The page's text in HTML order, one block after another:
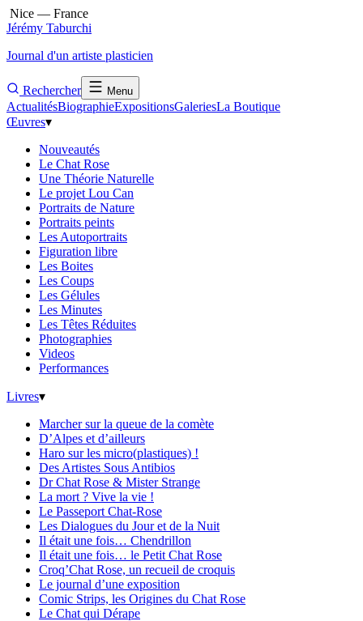
Nice — France
Jérémy Taburchi
Journal d'un artiste plasticien
Rechercher Menu
ActualitésBiographieExpositionsGaleriesLa Boutique
Œuvres▾
Nouveautés
Le Chat Rose
Une Théorie Naturelle
Le projet Lou Can
Portraits de Nature
Portraits peints
Les Autoportraits
Figuration libre
Les Boites
Les Coups
Les Gélules
Les Minutes
Les Têtes Réduites
Photographies
Videos
Performances
Livres▾
Marcher sur la queue de la comète
D’Alpes et d’ailleurs
Haro sur les micro(plastiques) !
Des Artistes Sous Antibios
Dr Chat Rose & Mister Strange
La mort ? Vive la vie !
Le Passeport Chat-Rose
Les Dialogues du Jour et de la Nuit
Il était une fois… Chendrillon
Il était une fois… le Petit Chat Rose
Croq’Chat Rose, un recueil de croquis
Le journal d’une exposition
Comic Strips, les Origines du Chat Rose
Le Chat qui Dérape